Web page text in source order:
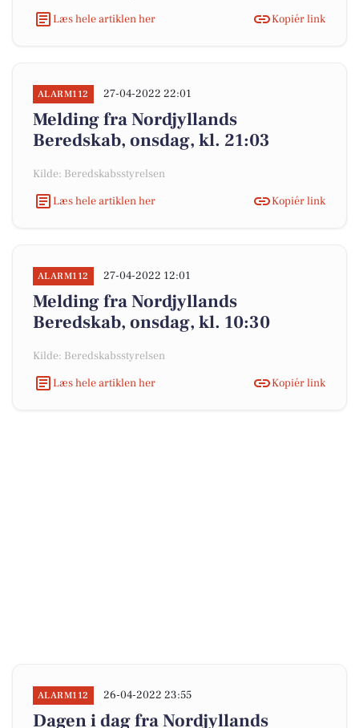
Læs hele artiklen her
Kopiér link
ALARM112 27-04-2022 22:01
Melding fra Nordjyllands
Beredskab, onsdag, kl. 21:03
Kilde: Beredskabsstyrelsen
Læs hele artiklen her
Kopiér link
ALARM112 27-04-2022 12:01
Melding fra Nordjyllands
Beredskab, onsdag, kl. 10:30
Kilde: Beredskabsstyrelsen
Læs hele artiklen her
Kopiér link
ALARM112 26-04-2022 23:55
Dagen i dag fra Nordjyllands